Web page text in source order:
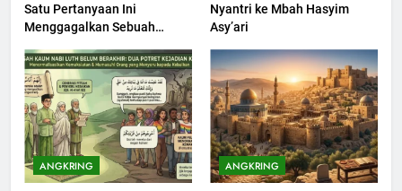
Satu Pertanyaan Ini
Menggagalkan Sebuah
Nyantri ke Mbah Hasyim
Asy’ari
ANGKRING ANGKRING
203
Muharram Bulan Bersejarah
KHUTBAH
1
Khutbah Jumat: Mengapa Orang
Dengki Tak Akan Pernah